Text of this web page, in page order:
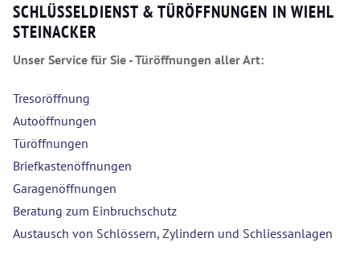
SCHLÜSSELDIENST & TÜRÖFFNUNGEN IN WIEHL
STEINACKER
Unser Service für Sie - Türöffnungen aller Art:
Tresoröffnung
Autoöffnungen
Türöffnungen
Briefkastenöffnungen
Garagenöffnungen
Beratung zum Einbruchschutz
Austausch von Schlössern, Zylindern und Schliessanlagen